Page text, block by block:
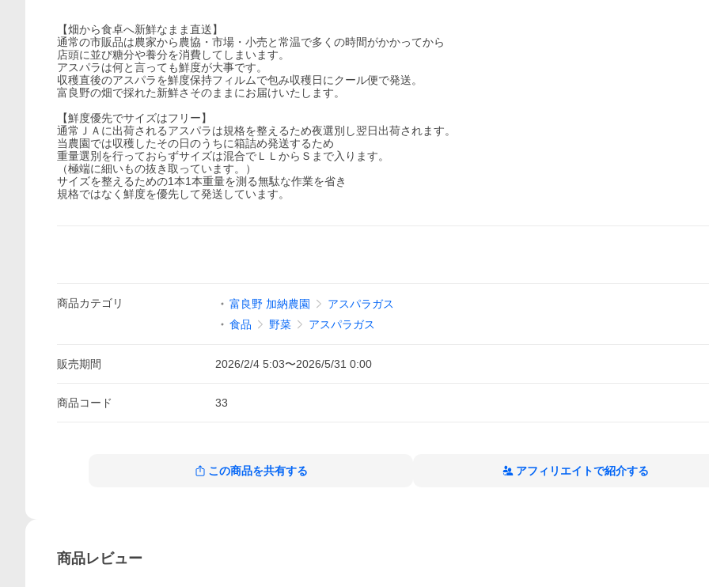
【畑から食卓へ新鮮なまま直送】
通常の市販品は農家から農協・市場・小売と常温で多くの時間がかかってから
店頭に並び糖分や養分を消費してしまいます。
アスパラは何と言っても鮮度が大事です。
収穫直後のアスパラを鮮度保持フィルムで包み収穫日にクール便で発送。
富良野の畑で採れた新鮮さそのままにお届けいたします。
【鮮度優先でサイズはフリー】
通常ＪＡに出荷されるアスパラは規格を整えるため夜選別し翌日出荷されます。
当農園では収穫したその日のうちに箱詰め発送するため
重量選別を行っておらずサイズは混合でＬＬからＳまで入ります。
（極端に細いもの抜き取っています。）
サイズを整えるための1本1本重量を測る無駄な作業を省き
規格ではなく鮮度を優先して発送しています。
商品カテゴリ 富良野 加納農園
アスパラガス
食品
野菜 アスパラガス
販売期間 2026/2/4 5:03〜2026/5/31 0:00
商品コード 33
この商品を共有する アフィリエイトで紹介する
商品レビュー